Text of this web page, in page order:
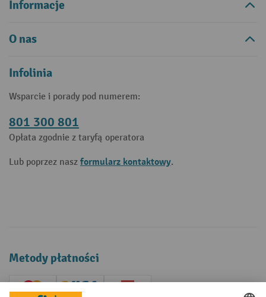
Informacje
O nas
Infolinia
Wsparcie i porady pod numerem:
801 300 801
Opłata zgodnie z taryfą operatora
Lub poprzez nasz formularz kontaktowy.
Metody płatności
Creditcard (Master)Creditcard (Visa)